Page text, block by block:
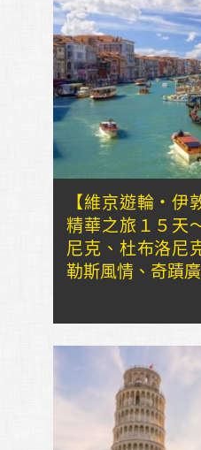
【維京遊輪・伊
精華之旅１５天
尼克、杜布洛尼
勒斯風情、奇蹟